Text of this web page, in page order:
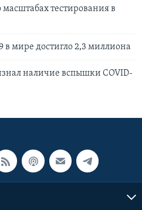
тестирования в
в мире достигло 2,3 миллиона
наличие вспышки COVID-